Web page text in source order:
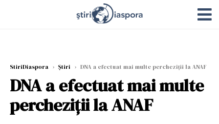
StiriDiaspora › Știri › DNA a efectuat mai multe percheziții la ANAF
DNA a efectuat mai multe
percheziții la ANAF